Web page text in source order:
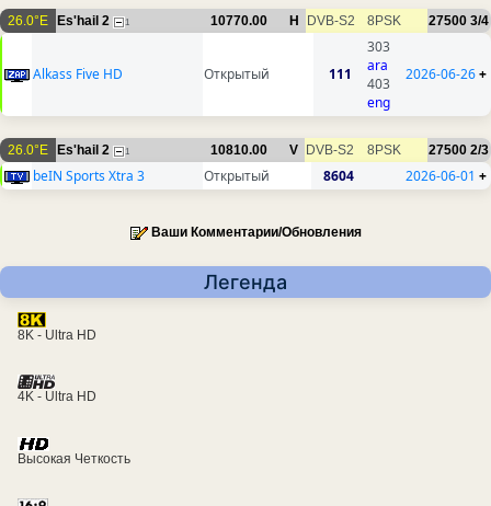
26.0°E Es'hail 2 1 10770.00 H DVB-S2 8PSK 27500 3/4
Alkass Five HD Открытый 111
303
ara
403
eng
2026-06-26+
26.0°E Es'hail 2 1 10810.00 V DVB-S2 8PSK 27500 2/3
beIN Sports Xtra 3 Открытый 8604 2026-06-01 +
Ваши Комментарии/Обновления
Легенда
8K - Ultra HD
4K - Ultra HD
Высокая Четкость